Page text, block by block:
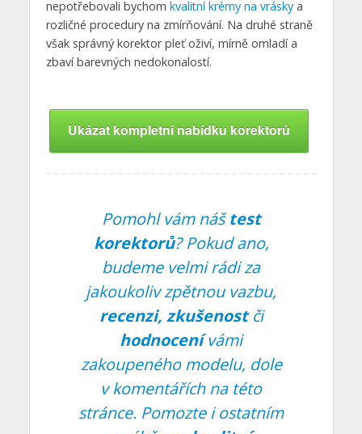
nepotřebovali bychom kvalitní krémy na vráskya
rozličné procedury na zmírňování. Na druhé straně
však správný korektor pleť oživí, mírně omladí a
zbaví barevných nedokonalostí.
Ukázat kompletní nabídku korektorů
Pomohl vám náštest
korektorů? Pokud ano,
budeme velmi rádi za
jakoukoliv zpětnou vazbu,
recenzi, zkušenostči
hodnocenívámi
zakoupeného modelu, dole
v komentářích na této
stránce. Pomozte i ostatním